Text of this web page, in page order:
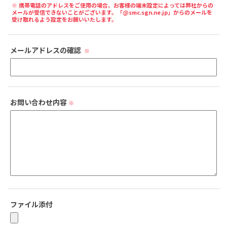
※ 携帯電話のアドレスをご使用の場合、お客様の端末設定によっては弊社からの
メールが受信できないことがございます。「@smc.sgn.ne.jp」からのメールを
受け取れるよう設定をお願いいたします。
メールアドレスの確認 ※
お問い合わせ内容 ※
ファイル添付